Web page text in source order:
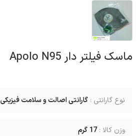
ماسک فیلتر دار Apolo N95
نوع گارانتی : گارانتی اصالت و سلامت فیزیکی
وزن کالا : 17گرم